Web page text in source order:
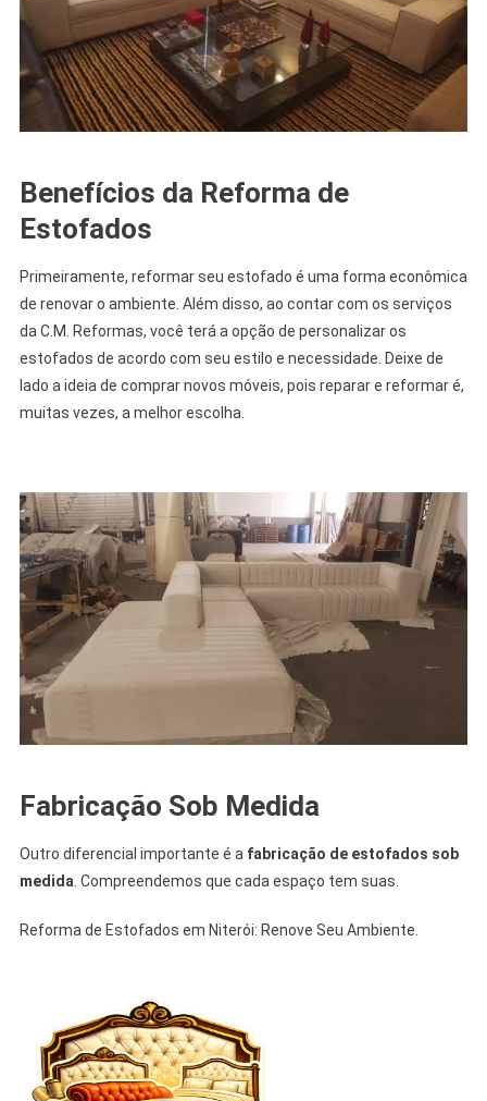
Benefícios da Reforma de
Estofados
Primeiramente, reformar seu estofado é uma forma econômica
de renovar o ambiente. Além disso, ao contar com os serviços
da C.M. Reformas, você terá a opção de personalizar os
estofados de acordo com seu estilo e necessidade. Deixe de
lado a ideia de comprar novos móveis, pois reparar e reformar é,
muitas vezes, a melhor escolha.
Fabricação Sob Medida
Outro diferencial importante é a fabricação de estofados sob
medida . Compreendemos que cada espaço tem suas.
Reforma de Estofados em Niterói: Renove Seu Ambiente.